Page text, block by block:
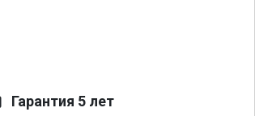
Гарантия 5 лет